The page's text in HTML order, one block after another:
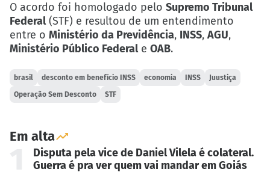
O acordo foi homologado pelo Supremo Tribunal
Federal(STF) e resultou de um entendimento
entre o Ministério da Previdência, INSS, AGU,
Ministério Público Federale OAB.
brasil desconto em benefício INSS economia INSS Juustiça
Operação Sem Desconto STF
Em alta
Disputa pela vice de Daniel Vilela é colateral.
Guerra é pra ver quem vai mandar em Goiás